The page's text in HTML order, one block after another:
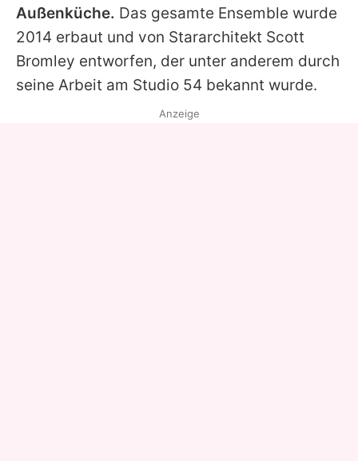
Außenküche. Das gesamte Ensemble wurde
2014 erbaut und von Stararchitekt Scott
Bromley entworfen, der unter anderem durch
seine Arbeit am Studio 54 bekannt wurde.
Anzeige